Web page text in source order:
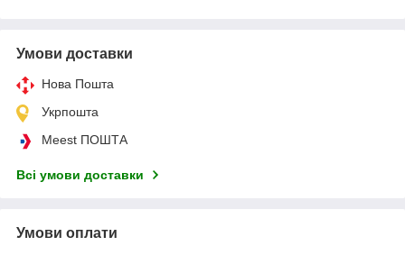
Умови доставки
Нова Пошта
Укрпошта
Meest ПОШТА
Всі умови доставки
Умови оплати